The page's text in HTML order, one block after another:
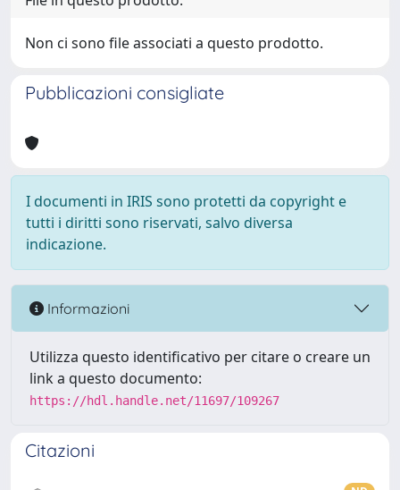
Non ci sono file associati a questo prodotto.
Pubblicazioni consigliate
I documenti in IRIS sono protetti da copyright e
tutti i diritti sono riservati, salvo diversa
indicazione.
Informazioni
Utilizza questo identificativo per citare o creare un
link a questo documento:
https://hdl.handle.net/11697/109267
Citazioni